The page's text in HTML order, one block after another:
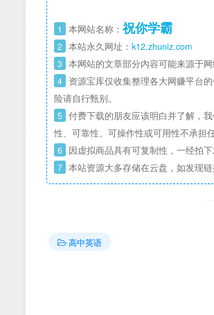
1 本网站名称： 祝你学霸
2 本站永久网址： k12.zhuniz.com
3 本网站的文章部分内容可能来源于
4 资源宝库仅收集整理各大网赚平台
险请自行甄别。
5 付费下载的朋友应该明白并了解，
性、可靠性、可操作性或可用性不承担
6 因虚拟商品具有可复制性，一经拍下
7 本站资源大多存储在云盘，如发现
高中英语